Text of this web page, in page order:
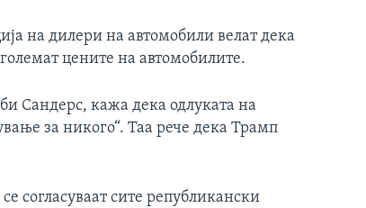
на дилери на автомобили велат дека
цените на автомобилите.
Сандерс, кажа дека одлуката на
за никого“. Таа рече дека Трамп
согласуваат сите републикански